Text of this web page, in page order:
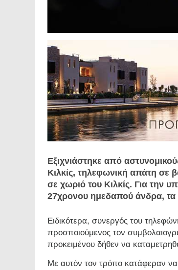
Εξιχνιάστηκε από
Κιλκίς, τηλεφωνική απάτη σε
σε χωριό του Κιλκίς. Για την
27χρονου ημεδαπού άνδρα, τα
Ειδικότερα, συνεργός του
προσποιούμενος τον
προκειμένου δήθεν να
Με αυτόν τον τρόπο κατάφεραν